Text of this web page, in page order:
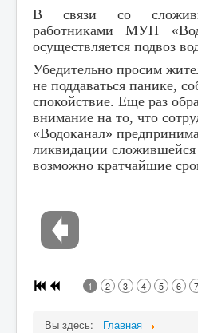
В связи со
работниками МУП
осуществляется подвоз
Убедительно просим
не поддаваться панике,
спокойствие. Еще раз
внимание на то, что
«Водоканал»
ликвидации сложившейся
возможно кратчайшие
1 2 3 4 5 6 7
Вы здесь:
Главная